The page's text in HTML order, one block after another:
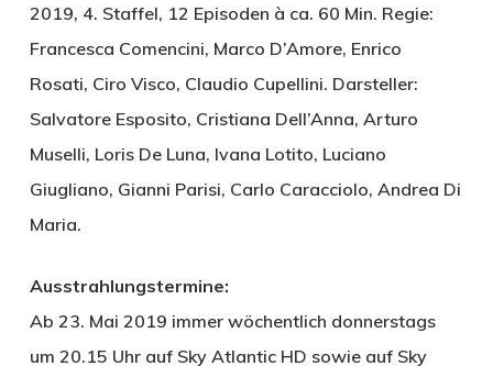
2019, 4. Staffel, 12 Episoden à ca. 60 Min. Regie:
Francesca Comencini, Marco D’Amore, Enrico
Rosati, Ciro Visco, Claudio Cupellini. Darsteller:
Salvatore Esposito, Cristiana Dell’Anna, Arturo
Muselli, Loris De Luna, Ivana Lotito, Luciano
Giugliano, Gianni Parisi, Carlo Caracciolo, Andrea Di
Maria.
Ausstrahlungstermine:
Ab 23. Mai 2019 immer wöchentlich donnerstags
um 20.15 Uhr auf Sky Atlantic HD sowie auf Sky